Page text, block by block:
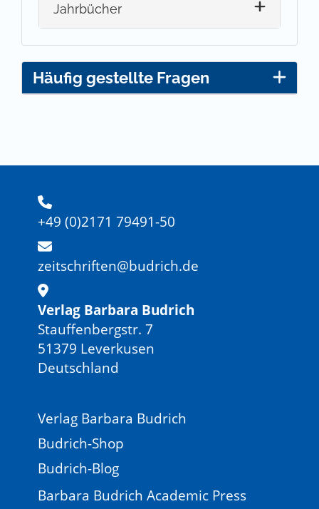
Jahrbücher
Häufig gestellte Fragen
+49 (0)2171 79491-50
zeitschriften@budrich.de
Verlag Barbara Budrich
Stauffenbergstr. 7
51379 Leverkusen
Deutschland
Verlag Barbara Budrich
Budrich-Shop
Budrich-Blog
Barbara Budrich Academic Press